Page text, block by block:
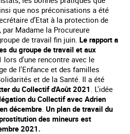
que nos préconisations a été
d’Etat à la protection de
Madame la Procureure
de travail fin juin. Le rapport a
du groupe de travail et aux
lors d'une rencontre avec le
de l'Enfance et des familles
et de la Santé. Il a été
du Collectif d'Août 2021 . L'idée
du Collectif avec Adrien
décembre Un plan de travail du
des mineurs est
2021.